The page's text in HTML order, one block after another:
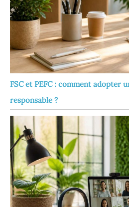
FSC et PEFC : comment adopter
responsable ?